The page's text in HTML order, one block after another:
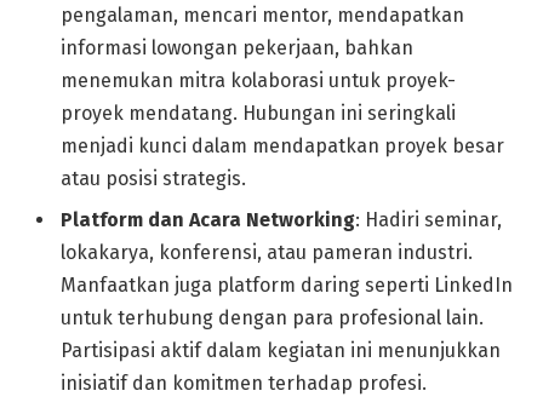
pengalaman, mencari mentor, mendapatkan
informasi lowongan pekerjaan, bahkan
menemukan mitra kolaborasi untuk proyek-
proyek mendatang. Hubungan ini seringkali
menjadi kunci dalam mendapatkan proyek besar
atau posisi strategis.
Platform dan Acara Networking: Hadiri seminar,
lokakarya, konferensi, atau pameran industri.
Manfaatkan juga platform daring seperti LinkedIn
untuk terhubung dengan para profesional lain.
Partisipasi aktif dalam kegiatan ini menunjukkan
inisiatif dan komitmen terhadap profesi.